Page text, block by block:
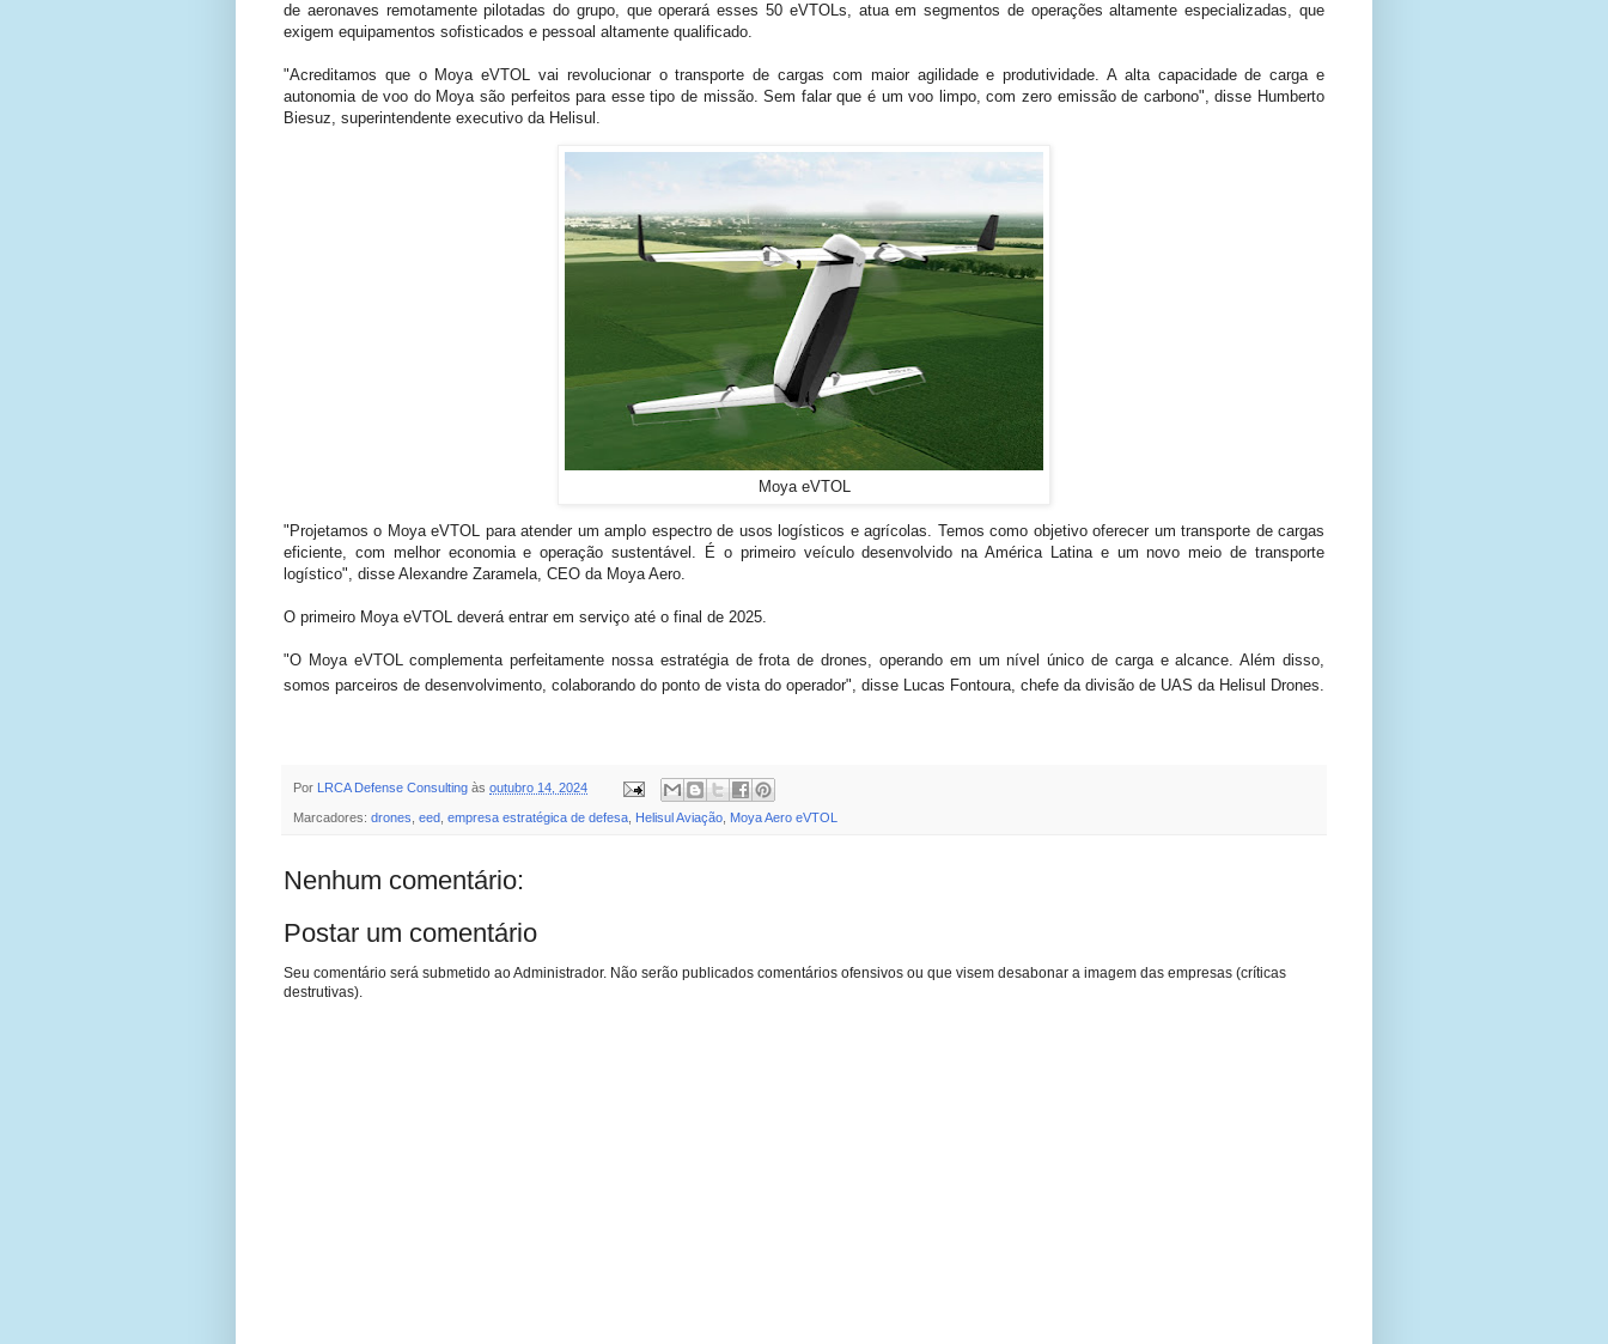
de aeronaves remotamente pilotadas do grupo, que operará esses 50 eVTOLs, atua em segmentos de operações altamente especializadas, que
exigem equipamentos sofisticados e pessoal altamente qualificado.
"Acreditamos que o Moya eVTOL vai revolucionar o transporte de cargas com maior agilidade e produtividade. A alta capacidade de carga e
autonomia de voo do Moya são perfeitos para esse tipo de missão. Sem falar que é um voo limpo, com zero emissão de carbono", disse Humberto
Biesuz, superintendente executivo da Helisul.
Moya eVTOL
"Projetamos o Moya eVTOL para atender um amplo espectro de usos logísticos e agrícolas. Temos como objetivo oferecer um transporte de cargas
eficiente, com melhor economia e operação sustentável. É o primeiro veículo desenvolvido na América Latina e um novo meio de transporte
logístico", disse Alexandre Zaramela, CEO da Moya Aero.
O primeiro Moya eVTOL deverá entrar em serviço até o final de 2025.
"O Moya eVTOL complementa perfeitamente nossa estratégia de frota de drones, operando em um nível único de carga e alcance. Além disso,
somos parceiros de desenvolvimento, colaborando do ponto de vista do operador", disse Lucas Fontoura, chefe da divisão de UAS da Helisul Drones.
Por LRCA Defense Consulting às outubro 14, 2024
Marcadores: drones eed empresa estratégica de defesa Helisul Aviação Moya Aero eVTOL
Nenhum comentário:
Postar um comentário
Seu comentário será submetido ao Administrador. Não serão publicados comentários ofensivos ou que visem desabonar a imagem das empresas (críticas
destrutivas).